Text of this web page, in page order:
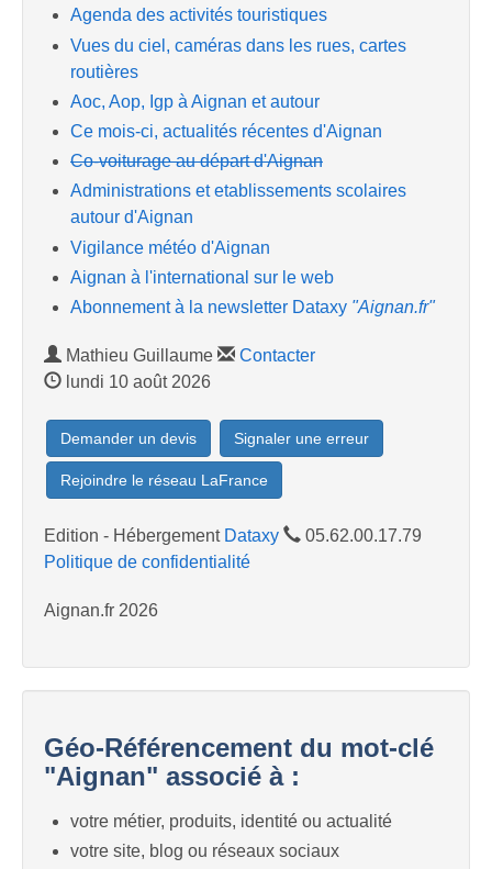
Agenda des activités touristiques
Vues du ciel, caméras dans les rues, cartes
routières
Aoc, Aop, Igp à Aignan et autour
Ce mois-ci, actualités récentes d'Aignan
Co-voiturage au départ d'Aignan
Administrations et etablissements scolaires
autour d'Aignan
Vigilance météo d'Aignan
Aignan à l'international sur le web
Abonnement à la newsletter Dataxy "Aignan.fr"
Mathieu Guillaume
Contacter
lundi 10 août 2026
Demander un devis Signaler une erreur
Rejoindre le réseau LaFrance
Edition - Hébergement Dataxy
05.62.00.17.79
Politique de confidentialité
Aignan.fr 2026
Géo-Référencement du mot-clé
"Aignan" associé à :
votre métier, produits, identité ou actualité
votre site, blog ou réseaux sociaux